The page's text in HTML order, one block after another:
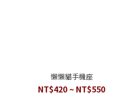
懶懶貓手機座
NT$420 ~ NT$550